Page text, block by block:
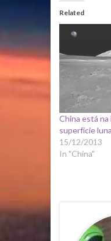
Related
China está na
superfície
15/12/2013
In "China"